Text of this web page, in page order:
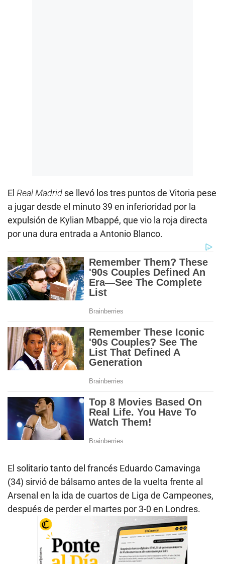
El RealMadrid se llevó los tres puntos de Vitoria pese
a jugar desde el minuto 39 en inferioridad por la
expulsión de Kylian Mbappé, que vio la roja directa
por una dura entrada a Antonio Blanco.
El solitario tanto del francés Eduardo Camavinga
(34) sirvió de bálsamo antes de la vuelta frente al
Arsenal en la ida de cuartos de Liga de Campeones,
después de perder el martes por 3-0 en Londres.